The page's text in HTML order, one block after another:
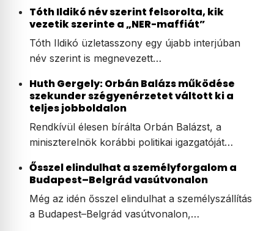
Tóth Ildikó név szerint felsorolta, kik
vezetik szerinte a „NER-maffiát”
Tóth Ildikó üzletasszony egy újabb interjúban
név szerint is megnevezett…
Huth Gergely: Orbán Balázs működése
szekunder szégyenérzetet váltott ki a
teljes jobboldalon
Rendkívül élesen bírálta Orbán Balázst, a
miniszterelnök korábbi politikai igazgatóját…
Ősszel elindulhat a személyforgalom a
Budapest–Belgrád vasútvonalon
Még az idén ősszel elindulhat a személyszállítás
a Budapest–Belgrád vasútvonalon,…